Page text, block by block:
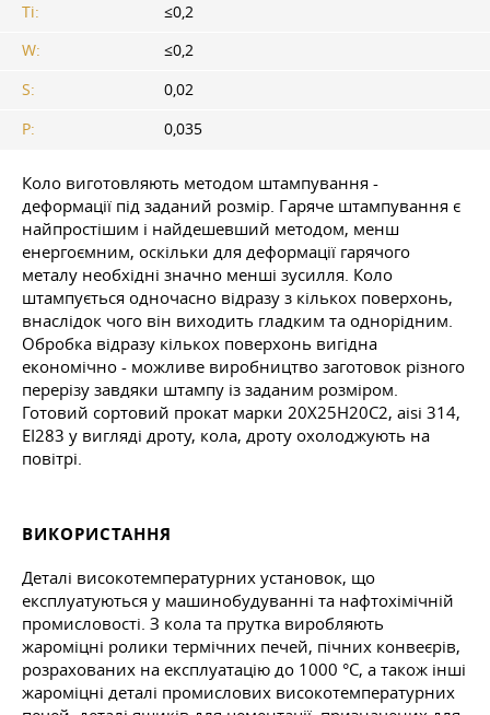
Ti:
≤0,2
W:
≤0,2
S:
0,02
P:
0,035
Коло виготовляють методом штампування -
деформації під заданий розмір. Гаряче штампування є
найпростішим і найдешевший методом, менш
енергоємним, оскільки для деформації гарячого
металу необхідні значно менші зусилля. Коло
штампується одночасно відразу з кількох поверхонь,
внаслідок чого він виходить гладким та однорідним.
Обробка відразу кількох поверхонь вигідна
економічно - можливе виробництво заготовок різного
перерізу завдяки штампу із заданим розміром.
Готовий сортовий прокат марки 20Х25Н20С2, aisi 314,
ЕІ283 у вигляді дроту, кола, дроту охолоджують на
повітрі.
ВИКОРИСТАННЯ
Деталі високотемпературних установок, що
експлуатуються у машинобудуванні та нафтохімічній
промисловості. З кола та прутка виробляють
жароміцні ролики термічних печей, пічних конвеєрів,
розрахованих на експлуатацію до 1000 °C, а також інші
жароміцні деталі промислових високотемпературних